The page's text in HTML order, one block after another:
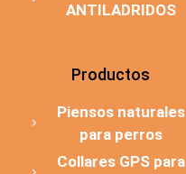
ANTILADRIDOS
Productos
Piensos naturales
para perros
Collares GPS para